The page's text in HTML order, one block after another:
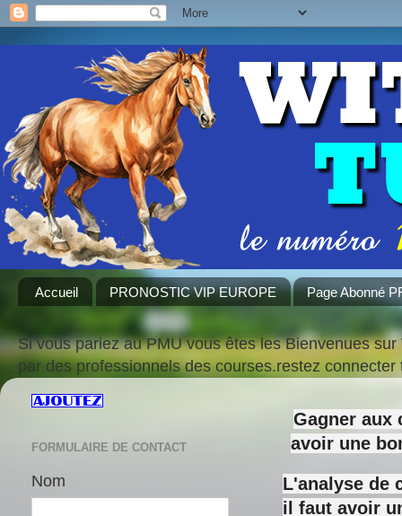
Accueil PRONOSTIC VIP EUROPE Page Abonné
Si vous pariez au PMU vous êtes les Bienvenues
par des professionnels des courses.restez
Gagner aux
avoir une
L'analyse de
il faut avoir
FORMULAIRE DE CONTACT
Nom